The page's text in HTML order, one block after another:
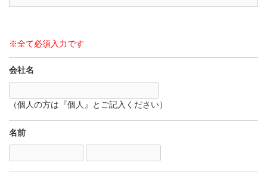
※全て必須入力です
会社名
（個人の方は『個人』とご記入ください）
名前